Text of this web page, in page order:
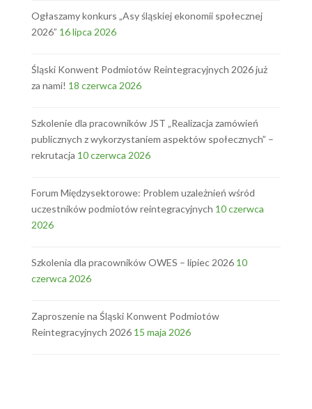
Ogłaszamy konkurs „Asy śląskiej ekonomii społecznej
2026” 16 lipca 2026
Śląski Konwent Podmiotów Reintegracyjnych 2026 już
za nami! 18 czerwca 2026
Szkolenie dla pracowników JST „Realizacja zamówień
publicznych z wykorzystaniem aspektów społecznych” –
rekrutacja 10 czerwca 2026
Forum Międzysektorowe: Problem uzależnień wśród
uczestników podmiotów reintegracyjnych 10 czerwca
2026
Szkolenia dla pracowników OWES – lipiec 2026 10
czerwca 2026
Zaproszenie na Śląski Konwent Podmiotów
Reintegracyjnych 2026 15 maja 2026